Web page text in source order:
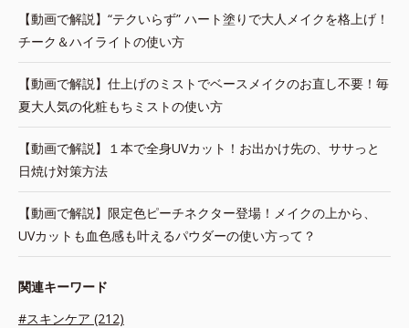
【動画で解説】“テクいらず” ハート塗りで大人メイクを格上げ！
チーク＆ハイライトの使い方
【動画で解説】仕上げのミストでベースメイクのお直し不要！毎
夏大人気の化粧もちミストの使い方
【動画で解説】１本で全身UVカット！お出かけ先の、ササっと
日焼け対策方法
【動画で解説】限定色ピーチネクター登場！メイクの上から、
UVカットも血色感も叶えるパウダーの使い方って？
関連キーワード
#スキンケア (212)